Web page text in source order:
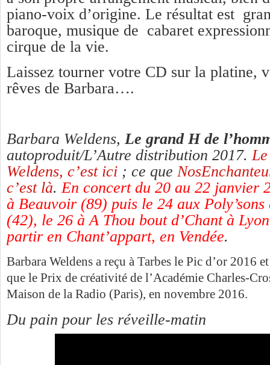
piano-voix d’origine. Le résultat est
baroque, musique de cabaret
cirque de la vie.
Laissez tourner votre CD sur la platine,
rêves de Barbara….
Barbara Weldens, Le grand H de
autoproduit/L’Autre distribution 2017.
Weldens, c’est ici ; ce que
c’est là. En concert du 20 au 22 janvier
à Beauvoir (89) puis le 24 aux
(42), le 26 à A Thou bout d’Chant à
partir en Chant’appart, en Vendée.
Barbara Weldens a reçu à Tarbes le Pic d’or 2016
que le Prix de créativité de l’Académie Charles-
Maison de la Radio (Paris), en novembre 2016.
Du pain pour les réveille-matin